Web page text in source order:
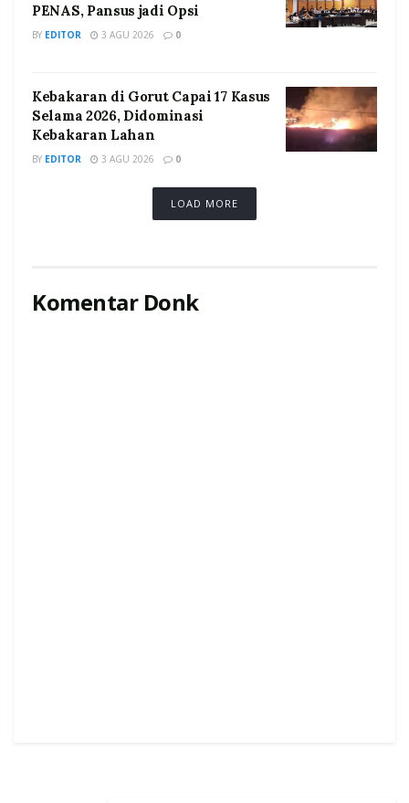
PENAS, Pansus jadi Opsi
BY EDITOR 3 AGU 2026 0
Kebakaran di Gorut Capai 17 Kasus
Selama 2026, Didominasi
Kebakaran Lahan
BY EDITOR 3 AGU 2026 0
LOAD MORE
Komentar Donk